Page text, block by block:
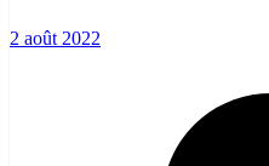
2 août 2022